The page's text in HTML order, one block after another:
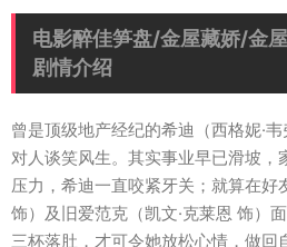
电影醉佳笋盘/金屋藏娇/金
剧情介绍
曾是顶级地产经纪的希迪（西格妮·
对人谈笑风生。其实事业早已滑坡，
压力，希迪一直咬紧牙关；就算在好
饰）及旧爱范克（凯文·克莱恩 饰）
三杯落肚，才可令她放松心情，做回